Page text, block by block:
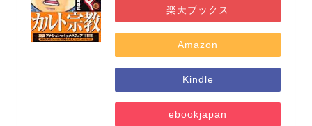
楽天ブックス
Amazon
Kindle
ebookjapan